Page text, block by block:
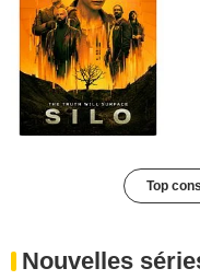
Top
Nouvelles